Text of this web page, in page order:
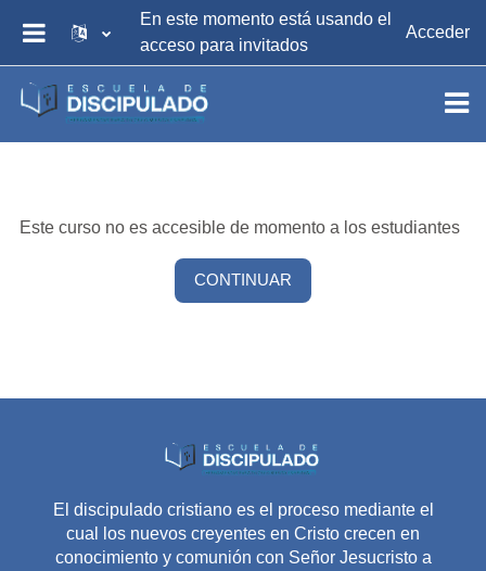
Saltar al contenido principal
PANEL LATERAL
En este momento está usando el
acceso para invitados
Acceder
Este curso no es accesible de momento a los estudiantes
CONTINUAR
El discipulado cristiano es el proceso mediante el
cual los nuevos creyentes en Cristo crecen en
conocimiento y comunión con Señor Jesucristo a